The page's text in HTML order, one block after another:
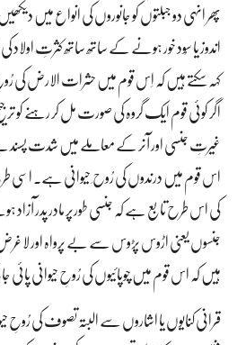
پھر انہی دو جبلتوں کو جانوروں کی انواع میں
اندوز یا سُود خور ہونے کے ساتھ ساتھ کثرتِ اولاد
کہہ سکتے ہیں کہ اِس قوم میں حشرات الارض کی
اگر کوئی قوم ایک گروہ کی صورت مل کر رہنے کو
غیرتِ جنسی اور آنر کے معاملے میں شدت پسند ہے
اس قوم میں درندوں کی رُوح ِ حیوانی ہے۔ اسی
کی اس طرح تابع ہے کہ جنسی طورپر مادر پدر
جنسوں یعنی اڑوس پڑوس سے بے پرواہ اور لاغرض
ہیں کہ اس قوم میں چوپائیوں کی رُوحِ حیوانی پائی
قرانی کنایوں یا اشاروں سے البتہ تصوف کی